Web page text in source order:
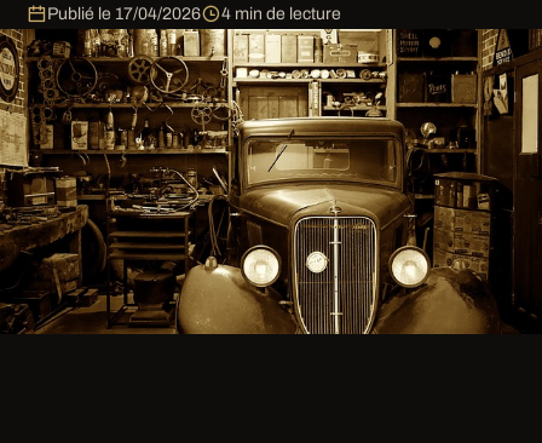
Publié le 17/04/2026 4 min de lecture